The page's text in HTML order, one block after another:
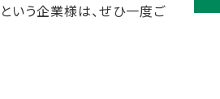
いう企業様は、ぜひ一度ご